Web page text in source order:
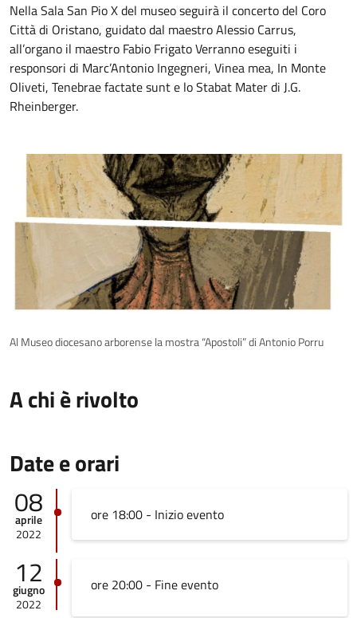
Nella Sala San Pio X del museo seguirà il concerto del Coro
Città di Oristano, guidato dal maestro Alessio Carrus,
all’organo il maestro Fabio Frigato Verranno eseguiti i
responsori di Marc’Antonio Ingegneri, Vinea mea, In Monte
Oliveti, Tenebrae factate sunt e lo Stabat Mater di J.G.
Rheinberger.
Al Museo diocesano arborense la mostra “Apostoli” di Antonio Porru
A chi è rivolto
Date e orari
08
aprile
2022
ore 18:00 - Inizio evento
12
giugno
2022
ore 20:00 - Fine evento